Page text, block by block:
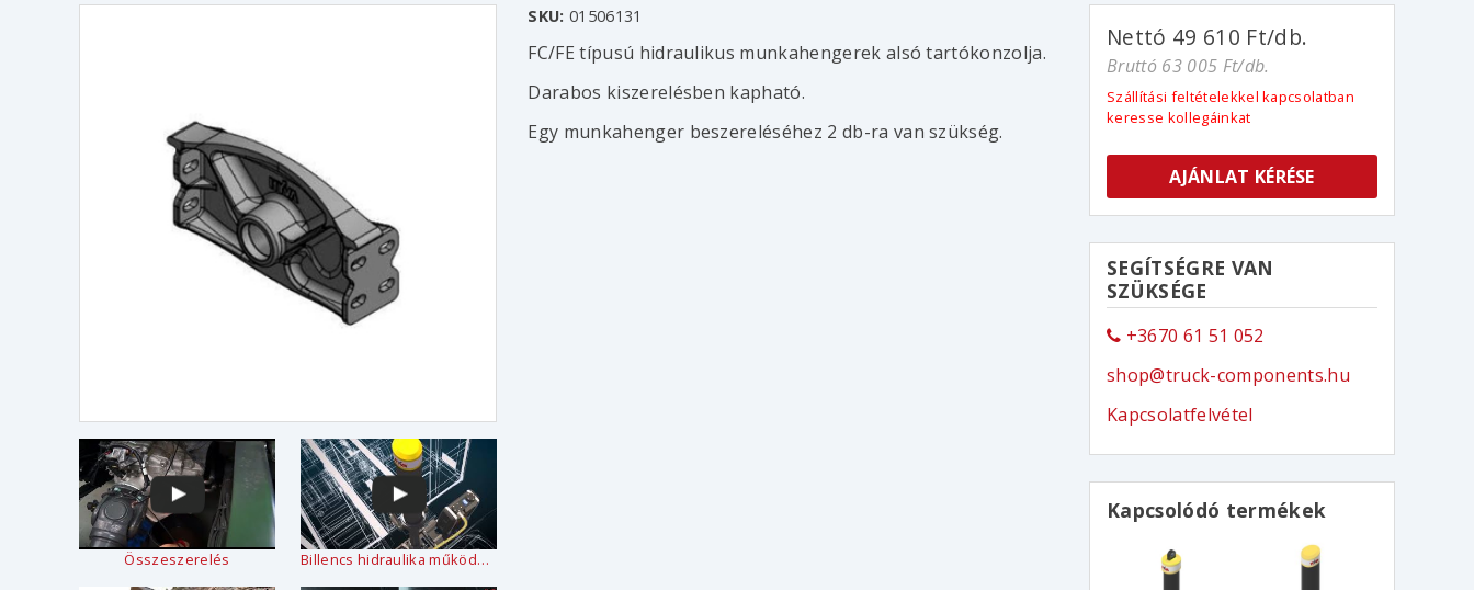
Összeszerelés Billencs hidraulika működése
SKU: 01506131
FC/FE típusú hidraulikus munkahengerek alsó tartókonzolja.
Darabos kiszerelésben kapható.
Egy munkahenger beszereléséhez 2 db-ra van szükség.
Nettó 49 610 Ft/db.
Bruttó 63 005 Ft/db.
Szállítási feltételekkel kapcsolatban
keresse kollegáinkat
AJÁNLAT KÉRÉSE
SEGÍTSÉGRE VAN
SZÜKSÉGE
+3670 61 51 052
shop@truck-components.hu
Kapcsolatfelvétel
Kapcsolódó termékek